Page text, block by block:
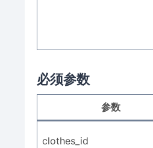
必须参数
参数
clothes_id